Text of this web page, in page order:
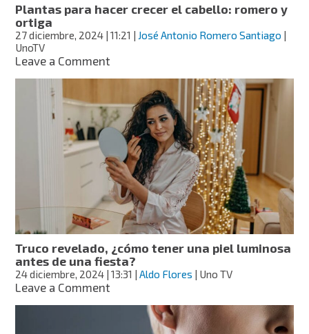
Plantas para hacer crecer el cabello: romero y
ortiga
27 diciembre, 2024 | 11:21 | José Antonio Romero Santiago |
UnoTV
Leave a Commenton
hacer
crecer
el
cabello:
romero
y
ortiga
Truco revelado, ¿cómo tener una piel luminosa
antes de una fiesta?
24 diciembre, 2024 | 13:31 |Aldo Flores | Uno TV
Leave a Commenton
revelado,